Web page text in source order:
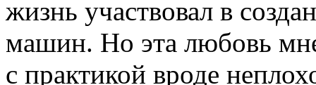
жизнь участвовал в
машин. Но эта любовь
с практикой вроде